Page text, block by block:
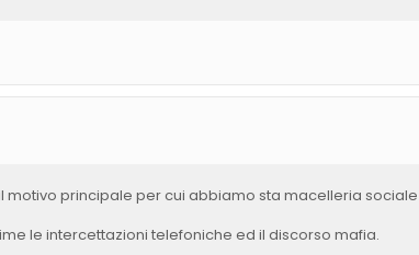
principale per cui abbiamo sta macelleria sociale
le intercettazioni telefoniche ed il discorso mafia.